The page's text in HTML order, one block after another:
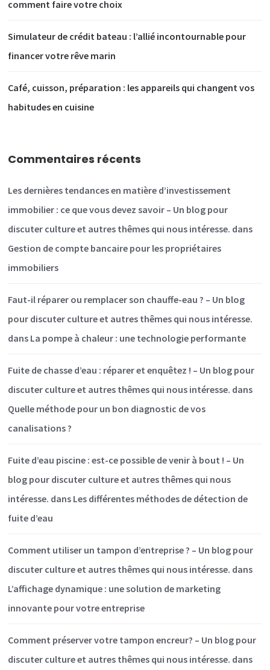
comment faire votre choix
Simulateur de crédit bateau : l’allié incontournable pour
financer votre rêve marin
Café, cuisson, préparation : les appareils qui changent vos
habitudes en cuisine
Commentaires récents
Les dernières tendances en matière d’investissement
immobilier : ce que vous devez savoir – Un blog pour
discuter culture et autres thêmes qui nous intéresse. dans
Gestion de compte bancaire pour les propriétaires
immobiliers
Faut-il réparer ou remplacer son chauffe-eau ? – Un blog
pour discuter culture et autres thêmes qui nous intéresse.
dans La pompe à chaleur : une technologie performante
Fuite de chasse d’eau : réparer et enquêtez ! – Un blog pour
discuter culture et autres thêmes qui nous intéresse. dans
Quelle méthode pour un bon diagnostic de vos
canalisations ?
Fuite d’eau piscine : est-ce possible de venir à bout ! – Un
blog pour discuter culture et autres thêmes qui nous
intéresse. dans Les différentes méthodes de détection de
fuite d’eau
Comment utiliser un tampon d’entreprise ? – Un blog pour
discuter culture et autres thêmes qui nous intéresse. dans
L’affichage dynamique : une solution de marketing
innovante pour votre entreprise
Comment préserver votre tampon encreur? – Un blog pour
discuter culture et autres thêmes qui nous intéresse. dans